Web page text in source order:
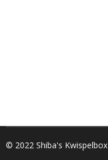
© 2022 Shiba's Kwispelbox